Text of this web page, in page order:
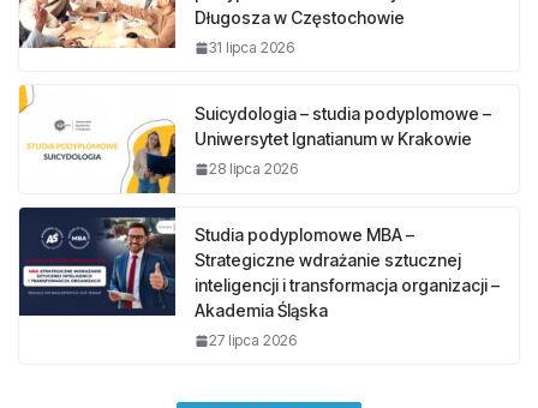
Długosza w Częstochowie
31 lipca 2026
Suicydologia – studia podyplomowe –
Uniwersytet Ignatianum w Krakowie
28 lipca 2026
Studia podyplomowe MBA –
Strategiczne wdrażanie sztucznej
inteligencji i transformacja organizacji –
Akademia Śląska
27 lipca 2026